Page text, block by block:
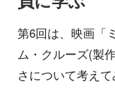
第6回は、映画「
ム・クルーズ(製
さについて考えて